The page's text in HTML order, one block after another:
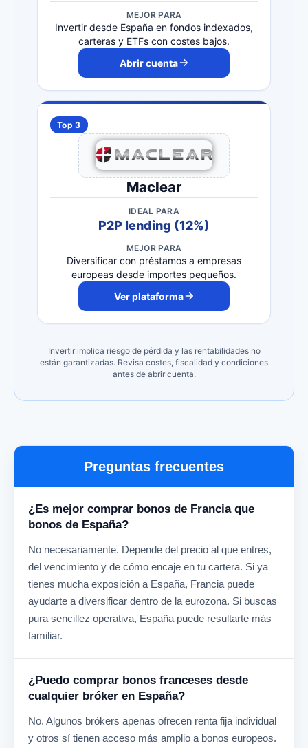
MEJOR PARA
Invertir desde España en fondos indexados,
carteras y ETFs con costes bajos.
Abrir cuenta
Top 3
Maclear
IDEAL PARA
P2P lending (12%)
MEJOR PARA
Diversificar con préstamos a empresas
europeas desde importes pequeños.
Ver plataforma
Invertir implica riesgo de pérdida y las rentabilidades no
están garantizadas. Revisa costes, fiscalidad y condiciones
antes de abrir cuenta.
Preguntas frecuentes
¿Es mejor comprar bonos de Francia que
bonos de España?
No necesariamente. Depende del precio al que entres,
del vencimiento y de cómo encaje en tu cartera. Si ya
tienes mucha exposición a España, Francia puede
ayudarte a diversificar dentro de la eurozona. Si buscas
pura sencillez operativa, España puede resultarte más
familiar.
¿Puedo comprar bonos franceses desde
cualquier bróker en España?
No. Algunos brókers apenas ofrecen renta fija individual
y otros sí tienen acceso más amplio a bonos europeos.